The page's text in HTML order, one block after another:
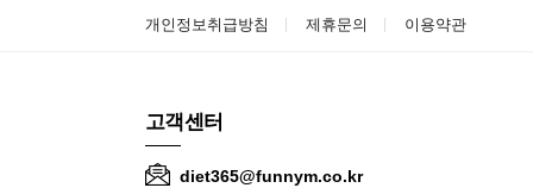
개인정보취급방침 제휴문의 이용약관
고객센터
diet365@funnym.co.kr